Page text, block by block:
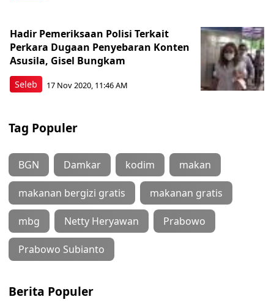
Seleb
Hadir Pemeriksaan Polisi Terkait
Perkara Dugaan Penyebaran Konten
Asusila, Gisel Bungkam
17 Nov 2020, 11:46 AM
Tag Populer
BGN Damkar kodim makan
makanan bergizi gratis makanan gratis
mbg Netty Heryawan Prabowo
Prabowo Subianto
Berita Populer